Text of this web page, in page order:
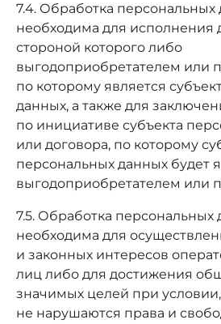
7.4. Обработка персональных
необходима для исполнения
стороной которого либо
выгодоприобретателем или
по которому является
данных, а также для
по инициативе субъекта
или договора, по которому
персональных данных будет
выгодоприобретателем или
7.5. Обработка персональных
необходима для
и законных интересов
лиц либо для достижения
значимых целей при
не нарушаются права и